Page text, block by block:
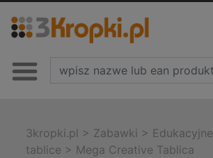
3kropki.pl > Zabawki > Edukacyjne
tablice > Mega Creative Tablica